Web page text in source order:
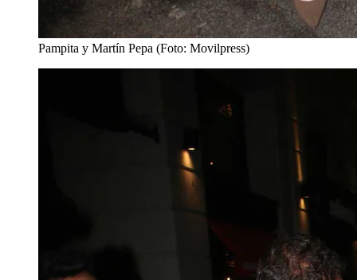
Pampita y Martín Pepa (Foto: Movilpress)